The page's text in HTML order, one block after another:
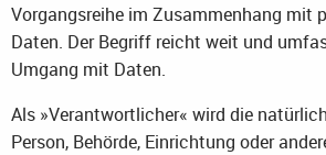
Vorgangsreihe im Zusammenhang mit
Daten. Der Begriff reicht weit und
Umgang mit Daten.
Als »Verantwortlicher« wird die
Person, Behörde, Einrichtung oder